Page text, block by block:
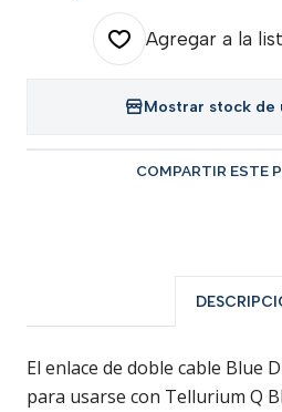
Agregar a la
Mostrar stock de
COMPARTIR ESTE
El enlace de doble cable Blue
para usarse con Tellurium Q